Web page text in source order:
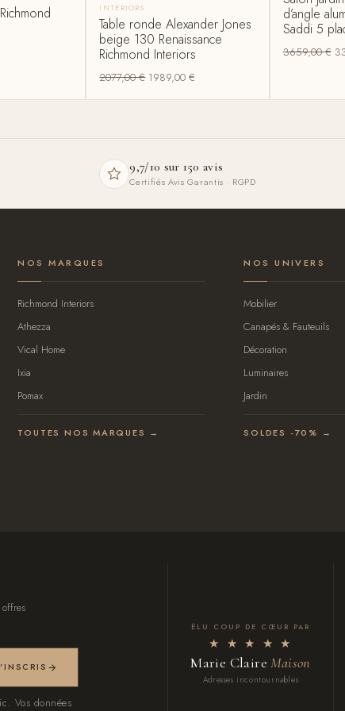
INTERIORS
Table ronde Alexander Jones
beige 130 Renaissance
Richmond Interiors
2077,00€ 1989,00€
d’angle
Saddi 5
3659,00€
9,7/10 sur 150 avis
Certifiés Avis Garantis · RGPD
NOS MARQUES
Richmond Interiors
Athezza
Vical Home
Ixia
Pomax
TOUTES NOS MARQUES →
NOS UNIVERS
Mobilier
Canapés & Fauteuils
Décoration
Luminaires
Jardin
SOLDES -70% →
Vos données
ÉLU COUP DE CŒUR PAR
★ ★ ★ ★ ★
Marie ClaireMaison
Adresses incontournables